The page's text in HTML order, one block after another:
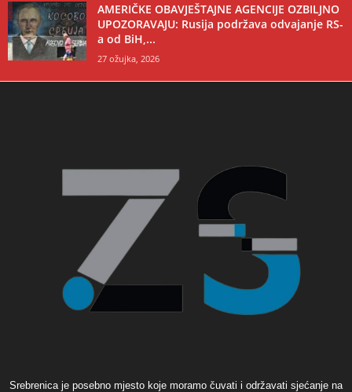
AMERIČKE OBAVJEŠTAJNE AGENCIJE OZBILJNO
UPOZORAVAJU: Rusija podržava odvajanje RS-
a od BiH,...
27 ožujka, 2026
Srebrenica je posebno mjesto koje moramo čuvati i održavati sjećanje na